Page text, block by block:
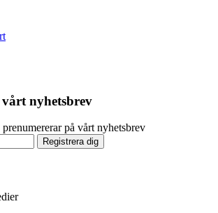
nyhetsbrev
på vårt nyhetsbrev
Registrera dig